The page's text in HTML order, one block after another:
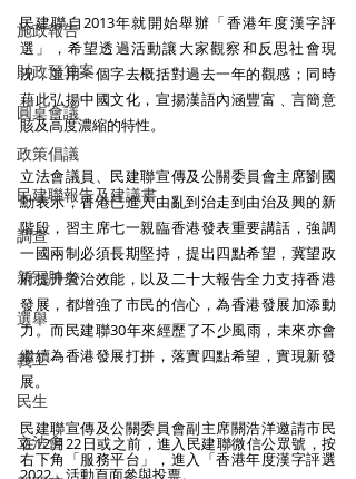
施政報告
財政預算案
圓桌會議
政策倡議
民建聯報告及建議書
調查
新冠肺炎
選舉
義工
民生
立法會
民建聯自2013年就開始舉辦「香港年度漢字評
選」，希望透過活動讓大家觀察和反思社會現
況，並用一個字去概括對過去一年的觀感；同時
藉此弘揚中國文化，宣揚漢語內涵豐富﹑言簡意
賅及高度濃縮的特性。
立法會議員、民建聯宣傳及公關委員會主席劉國
勳表示，香港已進入由亂到治走到由治及興的新
階段，習主席七一親臨香港發表重要講話，強調
一國兩制必須長期堅持，提出四點希望，冀望政
府提升管治效能，以及二十大報告全力支持香港
發展，都增強了市民的信心，為香港發展加添動
力。而民建聯30年來經歷了不少風雨，未來亦會
繼續為香港發展打拼，落實四點希望，實現新發
展。
民建聯宣傳及公關委員會副主席關浩洋邀請市民
在12月22日或之前，進入民建聯微信公眾號，按
右下角「服務平台」，進入「香港年度漢字評選
2022」活動頁面參與投票。